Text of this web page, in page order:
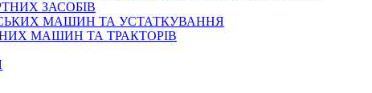
ЗАСОБІВ
МАШИН ТА УСТАТКУВАННЯ
МАШИН ТА ТРАКТОРІВ